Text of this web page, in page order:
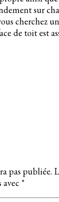
sur
cherchez
de toit est
pas publiée.
*